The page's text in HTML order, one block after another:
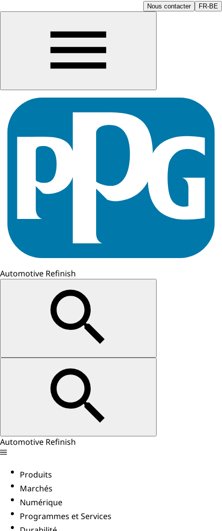
Nous contacter FR-BE
Automotive Refinish
Automotive Refinish
Produits
Marchés
Numérique
Programmes et Services